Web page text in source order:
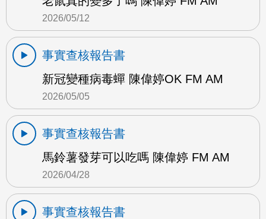
2026/05/12
事實查核報告書
新冠變種病毒蟬 陳偉婷OK FM AM
2026/05/05
事實查核報告書
馬鈴薯發芽可以吃嗎 陳偉婷 FM AM
2026/04/28
事實查核報告書